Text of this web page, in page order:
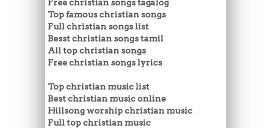
Free christian songs tagalog
Top famous christian songs
Full christian songs list
Besst christian songs tamil
All top christian songs
Free christian songs lyrics
Top christian music list
Best christian music online
Hillsong worship christian music
Full top christian music